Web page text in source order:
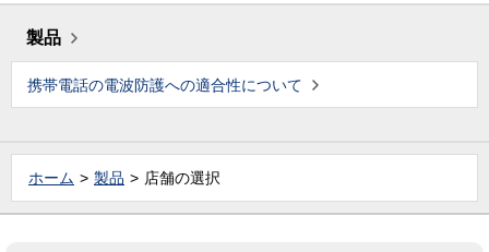
製品
携帯電話の電波防護への適合性について
ホーム 製品 店舗の選択